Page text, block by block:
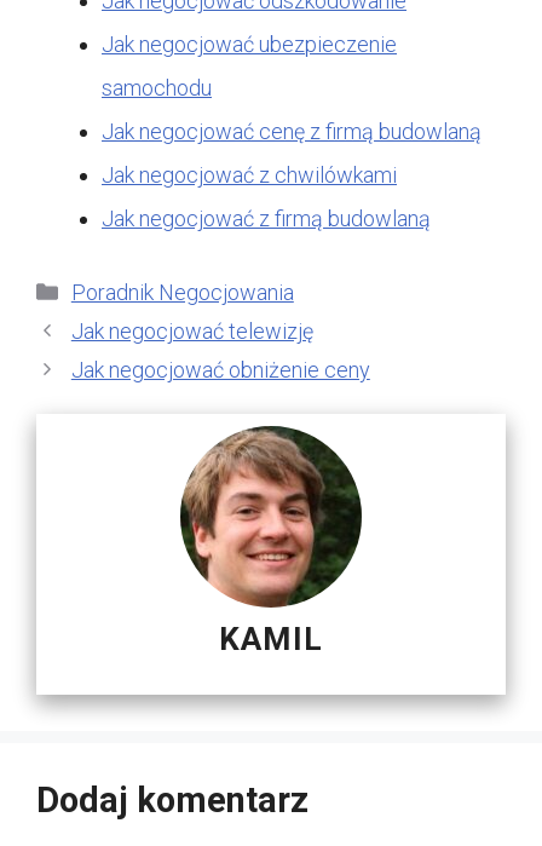
Jak negocjować ubezpieczenie
samochodu
Jak negocjować cenę z firmą budowlaną
Jak negocjować z chwilówkami
Jak negocjować z firmą budowlaną
Kategorie
Poradnik Negocjowania
Jak negocjować telewizję
Jak negocjować obniżenie ceny
KAMIL
Dodaj komentarz